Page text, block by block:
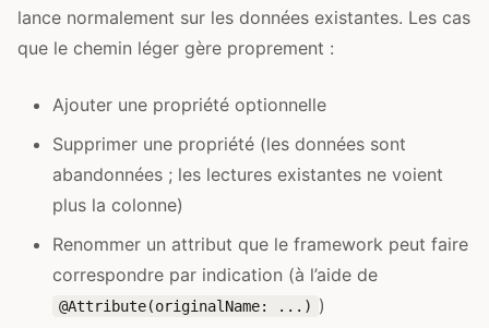
lance normalement sur les données existantes. Les cas
que le chemin léger gère proprement :
Ajouter une propriété optionnelle
Supprimer une propriété (les données sont
abandonnées ; les lectures existantes ne voient
plus la colonne)
Renommer un attribut que le framework peut faire
correspondre par indication (à l’aide de
@Attribute(originalName: ...) )